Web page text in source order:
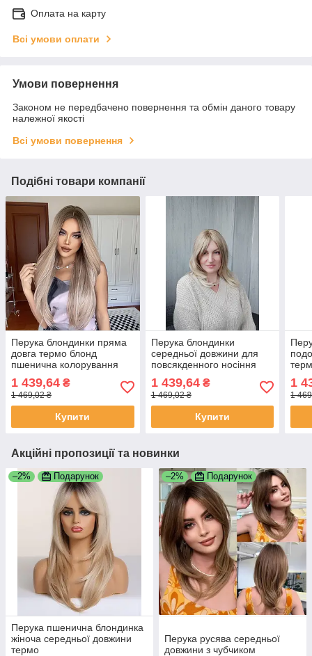
Оплата на карту
Всі умови оплати
Умови повернення
Законом не передбачено повернення та обмін даного товару
належної якості
Всі умови повернення
Подібні товари компанії
Перука блондинки пряма
довга термо блонд
пшенична колорування
1 439,64 ₴
1 469,02 ₴
Купити
Перука блондинки
середньої довжини для
повсякденного носіння
(LCI242-3)
1 439,64₴
1 469,02 ₴
Купити
1
1
Акційні пропозиції та новинки
–2% Подарунок
Перука пшенична блондинка
жіноча середньої довжини
термо
–2% Подарунок
Перука русява середньої
довжини з чубчиком